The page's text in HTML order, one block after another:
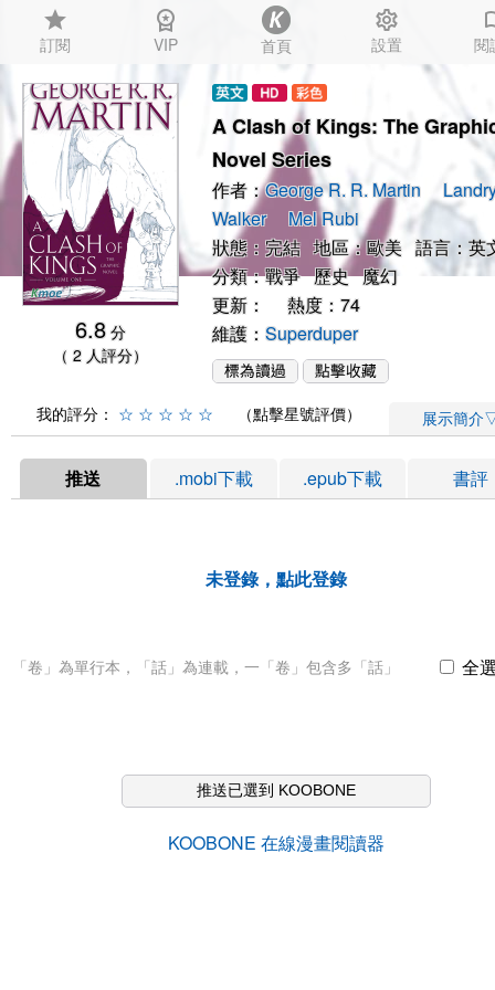
star
訂閱
workspace_premium
VIP 首頁
settings
設置 閱
6.8 分
（ 2 人評分）
A Clash of Kings: The
Novel Series
作者：George R. R. Martin
Walker
Mel Rubi
狀態：完結 地區：歐美 語言：英
分類：戰爭 歷史 魔幻
更新： 熱度：74
維護： Superduper
我的評分： ☆ ☆ ☆ ☆ ☆ （點擊星號評價） 展示簡介
推送 .mobi下載 .epub下載 書評
未登錄，點此登錄
「卷」為單行本，「話」為連載，一「卷」包含多「話」 全
推送已選到 KOOBONE
KOOBONE 在線漫畫閱讀器